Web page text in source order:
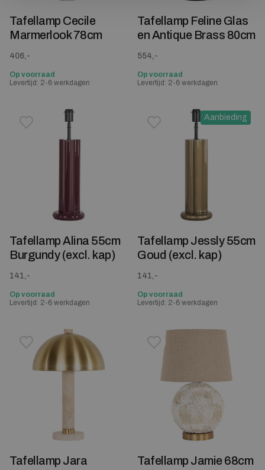
Tafellamp Cecile
Marmerlook 78cm
406,-
Op voorraad
Levertijd: 2-6 werkdagen
Tafellamp Feline Glas
en Antique Brass 80cm
554,-
Op voorraad
Levertijd: 2-6 werkdagen
Toevoegen aan verlanglijstje
Verwijderen van verlanglijst
Tafellamp Alina 55cm
Burgundy (excl. kap)
141,-
Op voorraad
Levertijd: 2-6 werkdagen
Aanbieding
Toevoegen aan
Verwijderen van verlanglijst
Tafellamp Jessly 55cm
Goud (excl. kap)
141,-
Op voorraad
Levertijd: 2-6 werkdagen
Toevoegen aan verlanglijstje
Verwijderen van verlanglijst
Tafellamp Jara
Toevoegen aan
Verwijderen van verlanglijst
Tafellamp Jamie 68cm